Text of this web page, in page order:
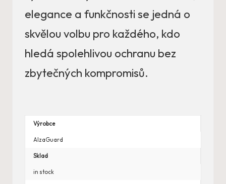
elegance a funkčnosti se jedná o
skvělou volbu pro každého, kdo
hledá spolehlivou ochranu bez
zbytečných kompromisů.
Výrobce
AlzaGuard
Sklad
in stock